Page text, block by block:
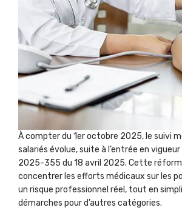
À compter du 1er octobre 2025, le suivi
salariés évolue, suite à l’entrée en
2025-355 du 18 avril 2025. Cette
concentrer les efforts médicaux sur les
un risque professionnel réel, tout en
démarches pour d’autres catégories.